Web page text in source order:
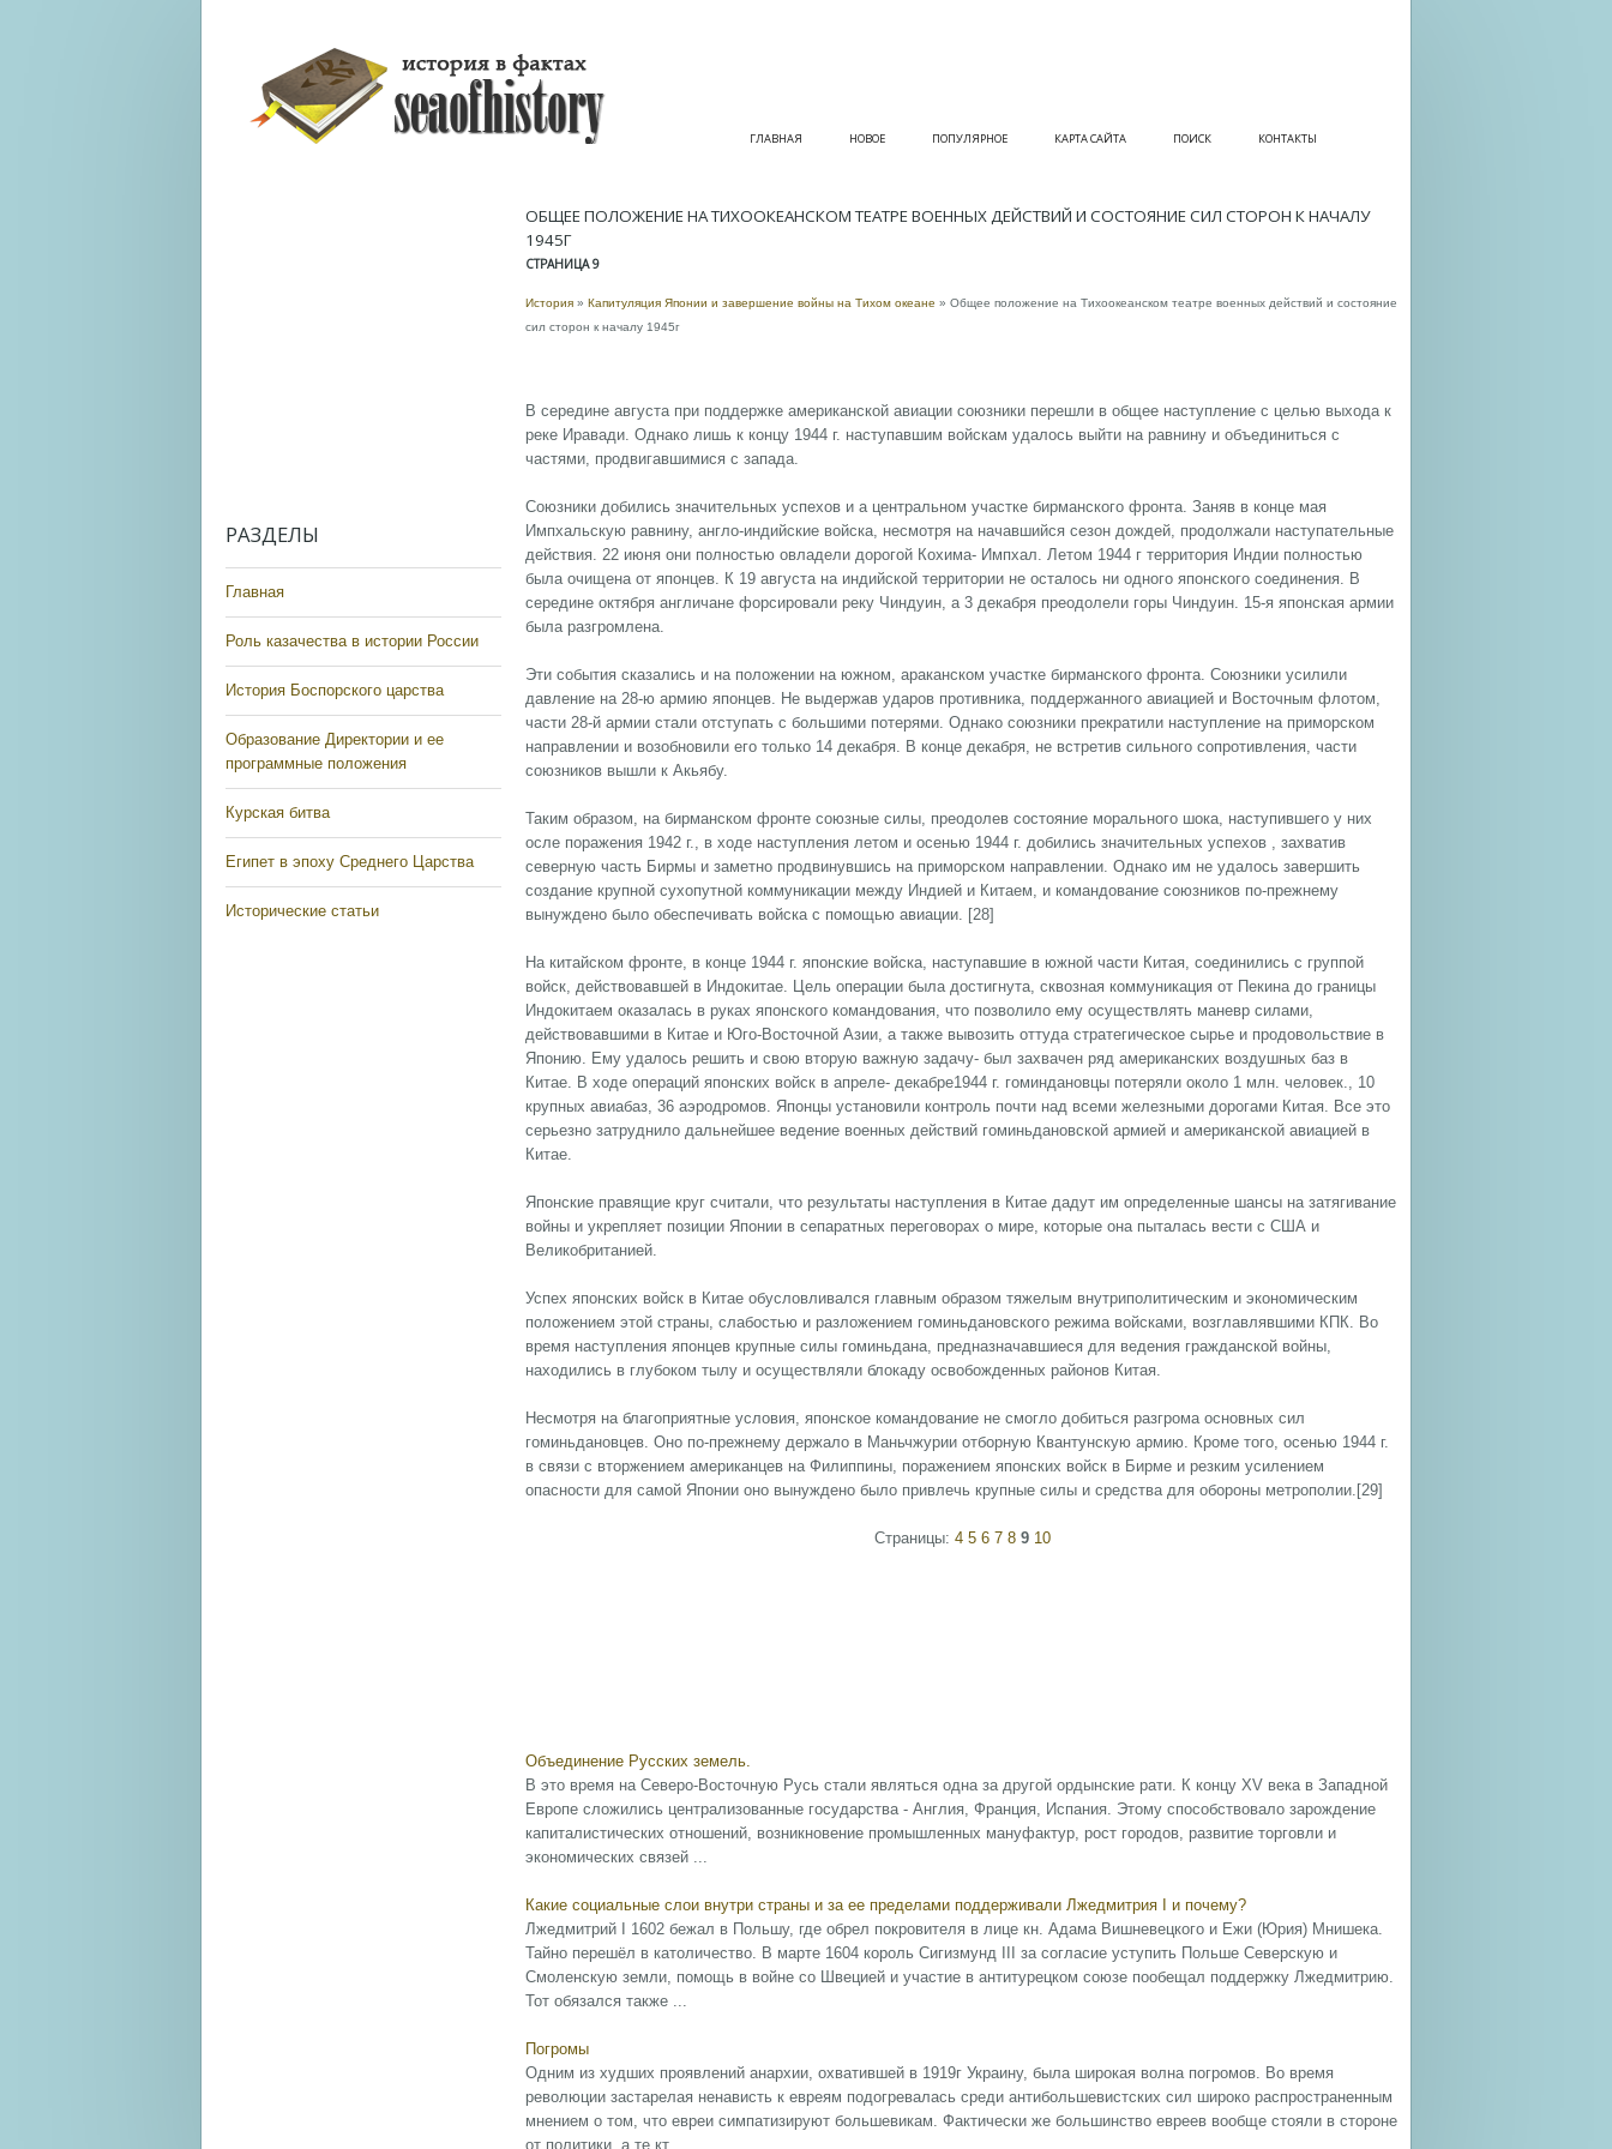
ГЛАВНАЯ НОВОЕ ПОПУЛЯРНОЕ КАРТА САЙТА ПОИСК КОНТАКТЫ
РАЗДЕЛЫ
Главная
Роль казачества в истории России
История Боспорского царства
Образование Директории и ее
программные положения
Курская битва
Египет в эпоху Среднего Царства
Исторические статьи
ОБЩЕЕ ПОЛОЖЕНИЕ НА ТИХООКЕАНСКОМ ТЕАТРЕ ВОЕННЫХ ДЕЙСТВИЙ И СОСТОЯНИЕ СИЛ СТОРОН К НАЧАЛУ
1945Г
СТРАНИЦА 9
История » Капитуляция Японии и завершение войны на Тихом океане » Общее положение на Тихоокеанском театре военных действий и состояние
сил сторон к началу 1945г
В середине августа при поддержке американской авиации союзники перешли в общее наступление с целью выхода к
реке Иравади. Однако лишь к концу 1944 г. наступавшим войскам удалось выйти на равнину и объединиться с
частями, продвигавшимися с запада.
Союзники добились значительных успехов и а центральном участке бирманского фронта. Заняв в конце мая
Импхальскую равнину, англо-индийские войска, несмотря на начавшийся сезон дождей, продолжали наступательные
действия. 22 июня они полностью овладели дорогой Кохима- Импхал. Летом 1944 г территория Индии полностью
была очищена от японцев. К 19 августа на индийской территории не осталось ни одного японского соединения. В
середине октября англичане форсировали реку Чиндуин, а 3 декабря преодолели горы Чиндуин. 15-я японская армии
была разгромлена.
Эти события сказались и на положении на южном, араканском участке бирманского фронта. Союзники усилили
давление на 28-ю армию японцев. Не выдержав ударов противника, поддержанного авиацией и Восточным флотом,
части 28-й армии стали отступать с большими потерями. Однако союзники прекратили наступление на приморском
направлении и возобновили его только 14 декабря. В конце декабря, не встретив сильного сопротивления, части
союзников вышли к Акьябу.
Таким образом, на бирманском фронте союзные силы, преодолев состояние морального шока, наступившего у них
осле поражения 1942 г., в ходе наступления летом и осенью 1944 г. добились значительных успехов , захватив
северную часть Бирмы и заметно продвинувшись на приморском направлении. Однако им не удалось завершить
создание крупной сухопутной коммуникации между Индией и Китаем, и командование союзников по-прежнему
вынуждено было обеспечивать войска с помощью авиации. [28]
На китайском фронте, в конце 1944 г. японские войска, наступавшие в южной части Китая, соединились с группой
войск, действовавшей в Индокитае. Цель операции была достигнута, сквозная коммуникация от Пекина до границы
Индокитаем оказалась в руках японского командования, что позволило ему осуществлять маневр силами,
действовавшими в Китае и Юго-Восточной Азии, а также вывозить оттуда стратегическое сырье и продовольствие в
Японию. Ему удалось решить и свою вторую важную задачу- был захвачен ряд американских воздушных баз в
Китае. В ходе операций японских войск в апреле- декабре1944 г. гоминдановцы потеряли около 1 млн. человек., 10
крупных авиабаз, 36 аэродромов. Японцы установили контроль почти над всеми железными дорогами Китая. Все это
серьезно затруднило дальнейшее ведение военных действий гоминьдановской армией и американской авиацией в
Китае.
Японские правящие круг считали, что результаты наступления в Китае дадут им определенные шансы на затягивание
войны и укрепляет позиции Японии в сепаратных переговорах о мире, которые она пыталась вести с США и
Великобританией.
Успех японских войск в Китае обусловливался главным образом тяжелым внутриполитическим и экономическим
положением этой страны, слабостью и разложением гоминьдановского режима войсками, возглавлявшими КПК. Во
время наступления японцев крупные силы гоминьдана, предназначавшиеся для ведения гражданской войны,
находились в глубоком тылу и осуществляли блокаду освобожденных районов Китая.
Несмотря на благоприятные условия, японское командование не смогло добиться разгрома основных сил
гоминьдановцев. Оно по-прежнему держало в Маньчжурии отборную Квантунскую армию. Кроме того, осенью 1944 г.
в связи с вторжением американцев на Филиппины, поражением японских войск в Бирме и резким усилением
опасности для самой Японии оно вынуждено было привлечь крупные силы и средства для обороны метрополии.[29]
Страницы: 4 5 6 7 8 9 10
Объединение Русских земель.
В это время на Северо-Восточную Русь стали являться одна за другой ордынские рати. К концу XV века в Западной
Европе сложились централизованные государства - Англия, Франция, Испания. Этому способствовало зарождение
капиталистических отношений, возникновение промышленных мануфактур, рост городов, развитие торговли и
экономических связей ...
Какие социальные слои внутри страны и за ее пределами поддерживали Лжедмитрия I и почему?
Лжедмитрий I 1602 бежал в Польшу, где обрел покровителя в лице кн. Адама Вишневецкого и Ежи (Юрия) Мнишека.
Тайно перешёл в католичество. В марте 1604 король Сигизмунд III за согласие уступить Польше Северскую и
Смоленскую земли, помощь в войне со Швецией и участие в антитурецком союзе пообещал поддержку Лжедмитрию.
Тот обязался также ...
Погромы
Одним из худших проявлений анархии, охватившей в 1919г Украину, была широкая волна погромов. Во время
революции застарелая ненависть к евреям подогревалась среди антибольшевистских сил широко распространенным
мнением о том, что евреи симпатизируют большевикам. Фактически же большинство евреев вообще стояли в стороне
от политики, а те кт ...